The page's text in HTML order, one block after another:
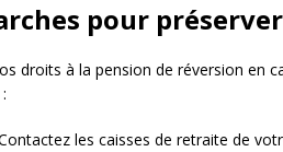
pour
droits à la pension de réversion en
les caisses de retraite de